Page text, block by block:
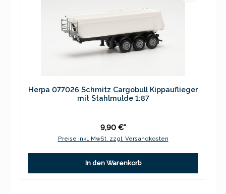
Herpa 077026 Schmitz Cargobull Kippauflieger
mit Stahlmulde 1:87
9,90 €*
Preise inkl. MwSt. zzgl. Versandkosten
In den Warenkorb